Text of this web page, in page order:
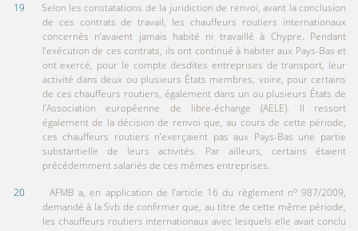
19 Selon les constatations de la juridiction de renvoi, avant la conclusion
de ces contrats de travail, les chauffeurs routiers internationaux
concernés n’avaient jamais habité ni travaillé à Chypre. Pendant
l’exécution de ces contrats, ils ont continué à habiter aux Pays-Bas et
ont exercé, pour le compte desdites entreprises de transport, leur
activité dans deux ou plusieurs États membres, voire, pour certains
de ces chauffeurs routiers, également dans un ou plusieurs États de
l’Association européenne de libre-échange (AELE). Il ressort
également de la décision de renvoi que, au cours de cette période,
ces chauffeurs routiers n’exerçaient pas aux Pays-Bas une partie
substantielle de leurs activités. Par ailleurs, certains étaient
précédemment salariés de ces mêmes entreprises.
20AFMB a, en application de l’article 16 du règlement no987/2009,
demandé à la Svb de confirmer que, au titre de cette même période,
les chauffeurs routiers internationaux avec lesquels elle avait conclu